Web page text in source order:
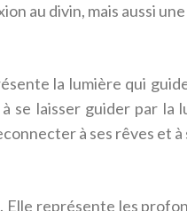
au divin, mais aussi
la lumière qui
se laisser guider par
à ses rêves et
représente les